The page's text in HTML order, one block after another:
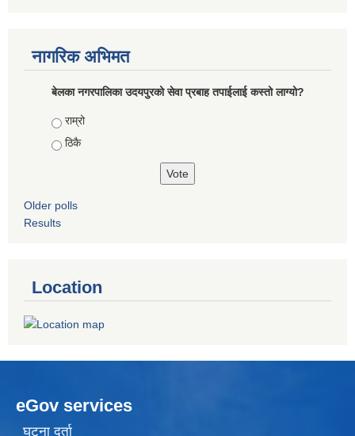
नागरिक अभिमत
बेलका नगरपालिका उदयपुरको सेवा प्रबाह तपाईलाई कस्तो लाग्यो?
Choices
राम्रो
ठिकै
Older polls
Results
Location
eGov services
घटना दर्ता